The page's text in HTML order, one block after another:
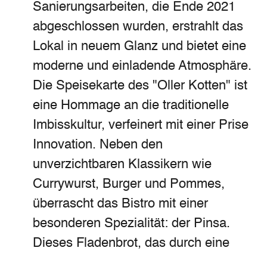
Sanierungsarbeiten, die Ende 2021
abgeschlossen wurden, erstrahlt das
Lokal in neuem Glanz und bietet eine
moderne und einladende Atmosphäre.
Die Speisekarte des "Oller Kotten" ist
eine Hommage an die traditionelle
Imbisskultur, verfeinert mit einer Prise
Innovation. Neben den
unverzichtbaren Klassikern wie
Currywurst, Burger und Pommes,
überrascht das Bistro mit einer
besonderen Spezialität: der Pinsa.
Dieses Fladenbrot, das durch eine